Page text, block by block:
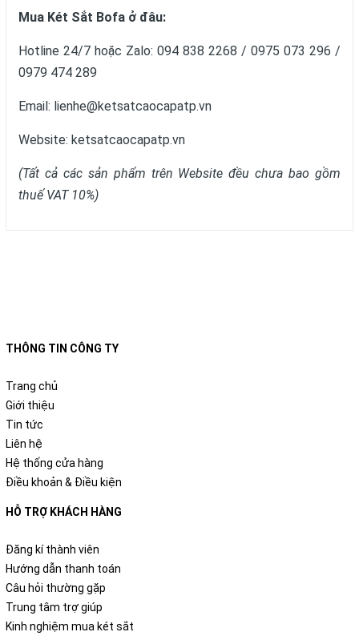
Mua Két Sắt Bofa ở đâu:
Hotline 24/7 hoặc Zalo: 094 838 2268 / 0975 073 296 /
0979 474 289
Email: lienhe@ketsatcaocapatp.vn
Website: ketsatcaocapatp.vn
(Tất cả các sản phẩm trên Website đều chưa bao gồm
thuế VAT 10%)
THÔNG TIN CÔNG TY
Trang chủ
Giới thiệu
Tin tức
Liên hệ
Hệ thống cửa hàng
Điều khoản & Điều kiện
HỖ TRỢ KHÁCH HÀNG
Đăng kí thành viên
Hướng dẫn thanh toán
Câu hỏi thường gặp
Trung tâm trợ giúp
Kinh nghiệm mua két sắt